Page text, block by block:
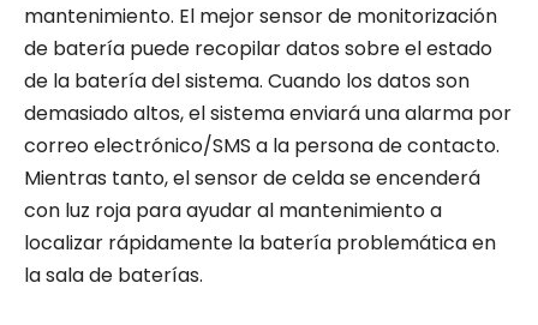
mantenimiento. El mejor sensor de monitorización
de batería puede recopilar datos sobre el estado
de la batería del sistema. Cuando los datos son
demasiado altos, el sistema enviará una alarma por
correo electrónico/SMS a la persona de contacto.
Mientras tanto, el sensor de celda se encenderá
con luz roja para ayudar al mantenimiento a
localizar rápidamente la batería problemática en
la sala de baterías.